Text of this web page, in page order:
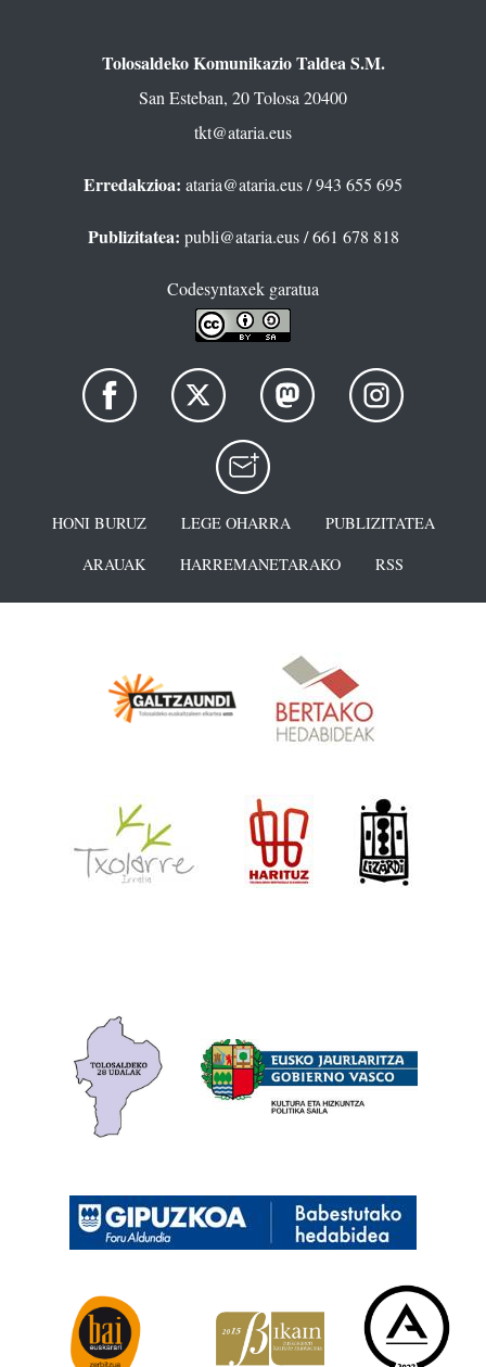
Tolosaldeko Komunikazio Taldea S.M.
San Esteban, 20 Tolosa 20400
tkt@ataria.eus
Erredakzioa: ataria@ataria.eus/ 943 655 695
Publizitatea: publi@ataria.eus/ 661 678 818
Codesyntaxek garatua
HONI BURUZ LEGE OHARRA
PUBLIZITATEA
ARAUAK
HARREMANETARAKO RSS